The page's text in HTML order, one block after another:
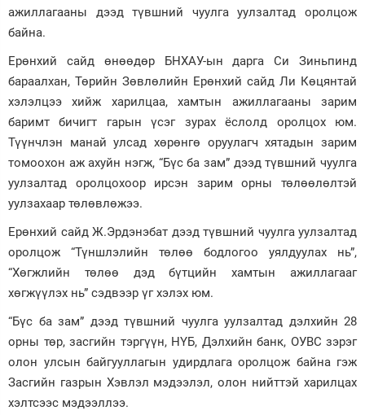
Зурхай
ажиллагааны дээд түвшний чуулга уулзалтад оролцож
байна.
Ерөнхий сайд өнөөдөр БНХАУ-ын дарга Си Зиньпинд
бараалхан, Төрийн Зөвлөлийн Ерөнхий сайд Ли Көцянтай
хэлэлцээ хийж харилцаа, хамтын ажиллагааны зарим
баримт бичигт гарын үсэг зурах ёслолд оролцох юм.
Түүнчлэн манай улсад хөрөнгө оруулагч хятадын зарим
томоохон аж ахуйн нэгж, “Бүс ба зам” дээд түвшний чуулга
уулзалтад оролцохоор ирсэн зарим орны төлөөлөлтэй
уулзахаар төлөвлөжээ.
Ерөнхий сайд Ж.Эрдэнэбат дээд түвшний чуулга уулзалтад
оролцож “Түншлэлийн төлөө бодлогоо уялдуулах нь”,
“Хөгжлийн төлөө дэд бүтцийн хамтын ажиллагааг
хөгжүүлэх нь” сэдвээр үг хэлэх юм.
“Бүс ба зам” дээд түвшний чуулга уулзалтад дэлхийн 28
орны төр, засгийн тэргүүн, НҮБ, Дэлхийн банк, ОУВС зэрэг
олон улсын байгууллагын удирдлага оролцож байна гэж
Засгийн газрын Хэвлэл мэдээлэл, олон нийттэй харилцах
хэлтсээс мэдээллээ.